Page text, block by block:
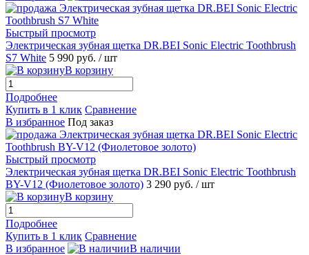
Быстрый просмотр
Электрическая зубная щетка DR.BEI Sonic Electric Toothbrush
S7 White 5 990 руб. / шт
В корзину
Подробнее
Купить в 1 клик Сравнение
В избранное Под заказ
Быстрый просмотр
Электрическая зубная щетка DR.BEI Sonic Electric Toothbrush
BY-V12 (Фиолетовое золото) 3 290 руб. / шт
В корзину
Подробнее
Купить в 1 клик Сравнение
В избранное
В наличии